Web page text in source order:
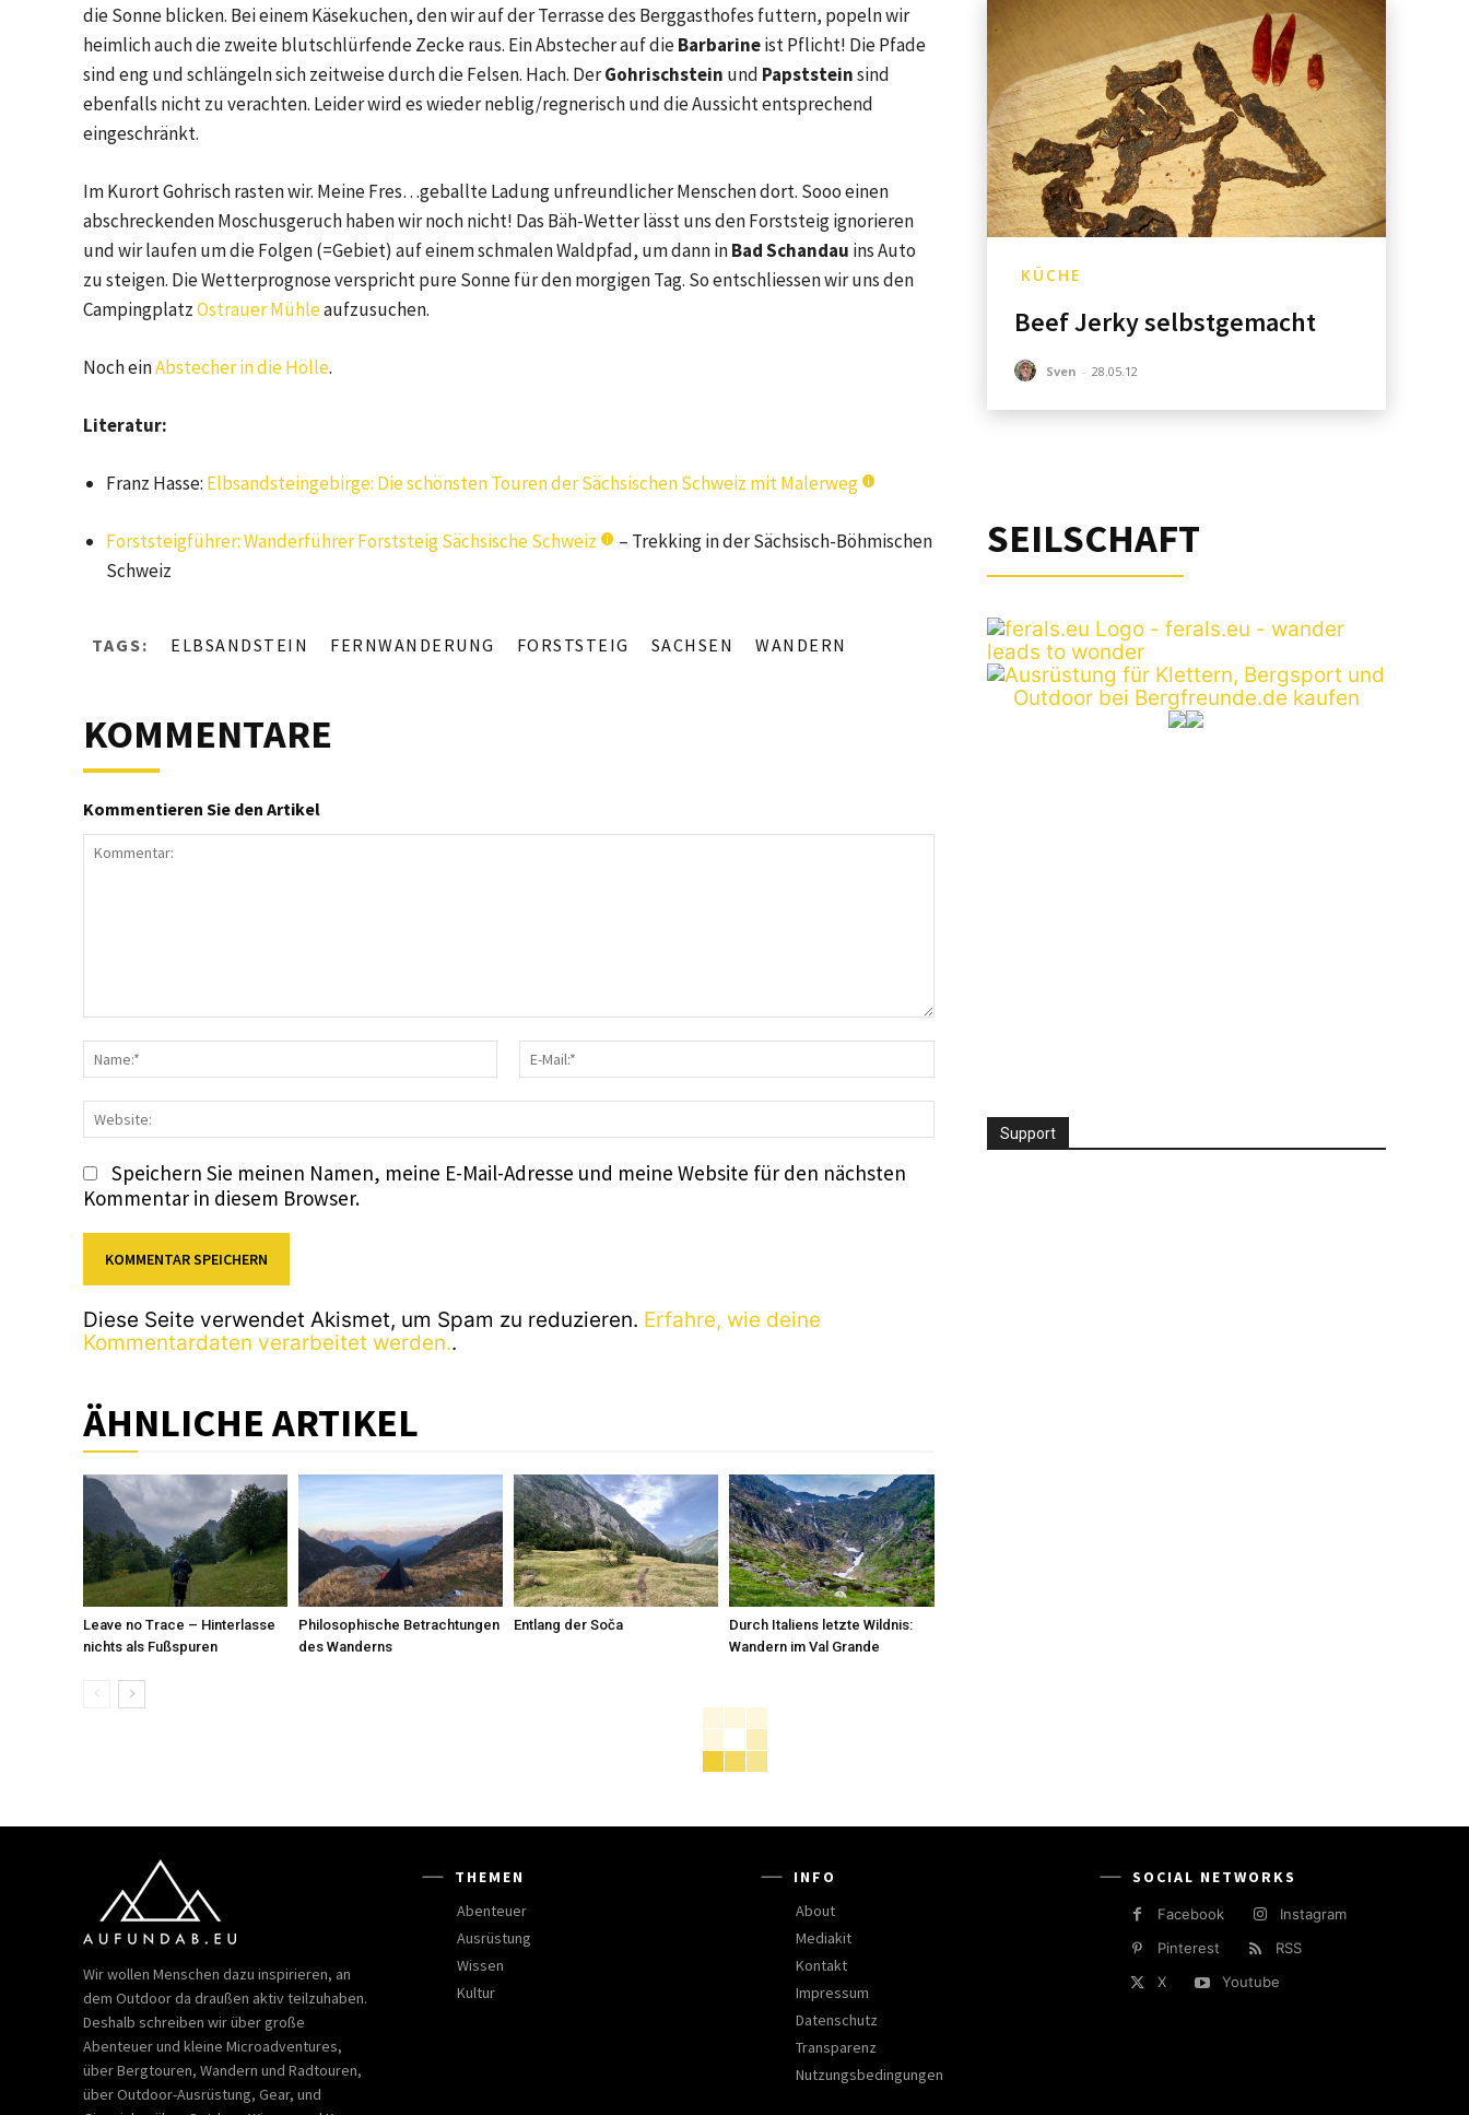
die Sonne blicken. Bei einem Käsekuchen, den wir auf der Terrasse des Berggasthofes futtern, popeln wir
heimlich auch die zweite blutschlürfende Zecke raus. Ein Abstecher auf dieBarbarineist Pflicht! Die Pfade
sind eng und schlängeln sich zeitweise durch die Felsen. Hach. DerGohrischstein und Papststeinsind
ebenfalls nicht zu verachten. Leider wird es wieder neblig/regnerisch und die Aussicht entsprechend
eingeschränkt.
Im Kurort Gohrisch rasten wir. Meine Fres…geballte Ladung unfreundlicher Menschen dort. Sooo einen
abschreckenden Moschusgeruch haben wir noch nicht! Das Bäh-Wetter lässt uns den Forststeig ignorieren
und wir laufen um die Folgen (=Gebiet) auf einem schmalen Waldpfad, um dann inBad Schandau ins Auto
zu steigen. Die Wetterprognose verspricht pure Sonne für den morgigen Tag. So entschliessen wir uns den
CampingplatzOstrauer Mühleaufzusuchen.
Noch einAbstecher in die Hölle.
Literatur:
Franz Hasse: Elbsandsteingebirge: Die schönsten Touren der Sächsischen Schweiz mit Malerweg
Forststeigführer: Wanderführer Forststeig Sächsische Schweiz
– Trekking in der Sächsisch-Böhmischen
Schweiz
TAGS: ELBSANDSTEIN FERNWANDERUNG FORSTSTEIG SACHSEN WANDERN
KOMMENTARE
Kommentieren Sie den Artikel
Name:*
Mail:*
Website:
Speichern Sie meinen Namen, meine E-Mail-Adresse und meine Website für den nächsten
Kommentar in diesem Browser.
Diese Seite verwendet Akismet, um Spam zu reduzieren. Erfahre, wie deine
Kommentardaten verarbeitet werden..
ÄHNLICHE ARTIKEL
Leave no Trace – Hinterlasse
nichts als Fußspuren
Philosophische Betrachtungen
des Wanderns
Entlang der Soča
Durch Italiens letzte Wildnis:
Wandern im Val Grande
KÜCHE
Beef Jerky selbstgemacht
Sven - 28.05.12
SEILSCHAFT
Support
Wir wollen Menschen dazu inspirieren, an
dem Outdoor da draußen aktiv teilzuhaben.
Deshalb schreiben wir über große
Abenteuer und kleine Microadventures,
über Bergtouren, Wandern und Radtouren,
über Outdoor-Ausrüstung, Gear, und
THEMEN
Abenteuer
Ausrüstung
Wissen
Kultur
INFO
About
Mediakit
Kontakt
Impressum
Datenschutz
Transparenz
Nutzungsbedingungen
SOCIAL NETWORKS
Facebook
Instagram
Pinterest
RSS
X
Youtube